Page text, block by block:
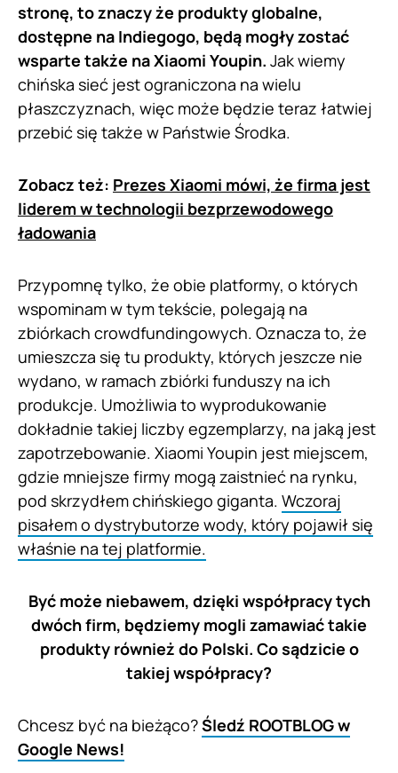
stronę, to znaczy że produkty globalne,
dostępne na Indiegogo, będą mogły zostać
wsparte także na Xiaomi Youpin. Jak wiemy
chińska sieć jest ograniczona na wielu
płaszczyznach, więc może będzie teraz łatwiej
przebić się także w Państwie Środka.
Zobacz też: Prezes Xiaomi mówi, że firma jest
liderem w technologii bezprzewodowego
ładowania
Przypomnę tylko, że obie platformy, o których
wspominam w tym tekście, polegają na
zbiórkach crowdfundingowych. Oznacza to, że
umieszcza się tu produkty, których jeszcze nie
wydano, w ramach zbiórki funduszy na ich
produkcje. Umożliwia to wyprodukowanie
dokładnie takiej liczby egzemplarzy, na jaką jest
zapotrzebowanie. Xiaomi Youpin jest miejscem,
gdzie mniejsze firmy mogą zaistnieć na rynku,
pod skrzydłem chińskiego giganta. Wczoraj
pisałem o dystrybutorze wody, który pojawił się
właśnie na tej platformie.
Być może niebawem, dzięki współpracy tych
dwóch firm, będziemy mogli zamawiać takie
produkty również do Polski. Co sądzicie o
takiej współpracy?
Chcesz być na bieżąco?Śledź ROOTBLOG w
Google News!